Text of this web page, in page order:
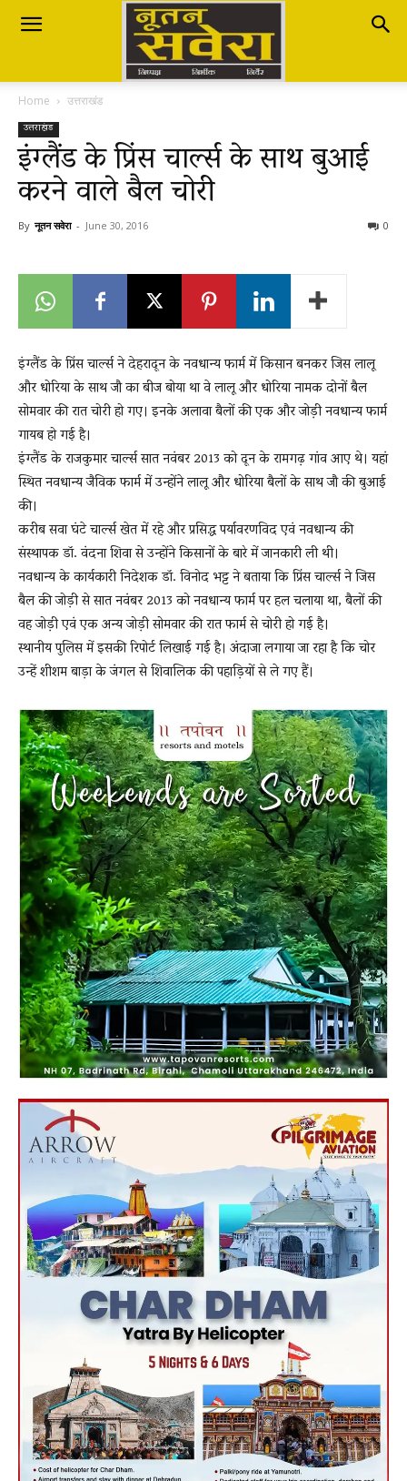
Nutan
Savera
नूतन
Breaking
News
LIVE
Home उत्तराखंड
उत्तराखंड
इंग्लैंड के प्रिंस चार्ल्स के साथ बुआई
करने वाले बैल चोरी
By नूतन सवेरा - June 30, 2016 0
इंग्लैंड के प्रिंस चार्ल्स ने देहरादून के नवधान्य फार्म में किसान बनकर जिस लालू
और धोरिया के साथ जौ का बीज बोया था वे लालू और धोरिया नामक दोनों बैल
सोमवार की रात चोरी हो गए। इनके अलावा बैलों की एक और जोड़ी नवधान्य फार्म
गायब हो गई है।
इंग्लैंड के राजकुमार चार्ल्स सात नवंबर 2013 को दून के रामगढ़ गांव आए थे। यहां
स्थित नवधान्य जैविक फार्म में उन्होंने लालू और धोरिया बैलों के साथ जौ की बुआई
की।
करीब सवा घंटे चार्ल्स खेत में रहे और प्रसिद्ध पर्यावरणविद एवं नवधान्य की
संस्थापक डॉ. वंदना शिवा से उन्होंने किसानों के बारे में जानकारी ली थी।
नवधान्य के कार्यकारी निदेशक डॉ. विनोद भट्ट ने बताया कि प्रिंस चार्ल्स ने जिस
बैल की जोड़ी से सात नवंबर 2013 को नवधान्य फार्म पर हल चलाया था, बैलों की
वह जोड़ी एवं एक अन्य जोड़ी सोमवार की रात फार्म से चोरी हो गई है।
स्थानीय पुलिस में इसकी रिपोर्ट लिखाई गई है। अंदाजा लगाया जा रहा है कि चोर
उन्हें शीशम बाड़ा के जंगल से शिवालिक की पहाड़ियों से ले गए हैं।